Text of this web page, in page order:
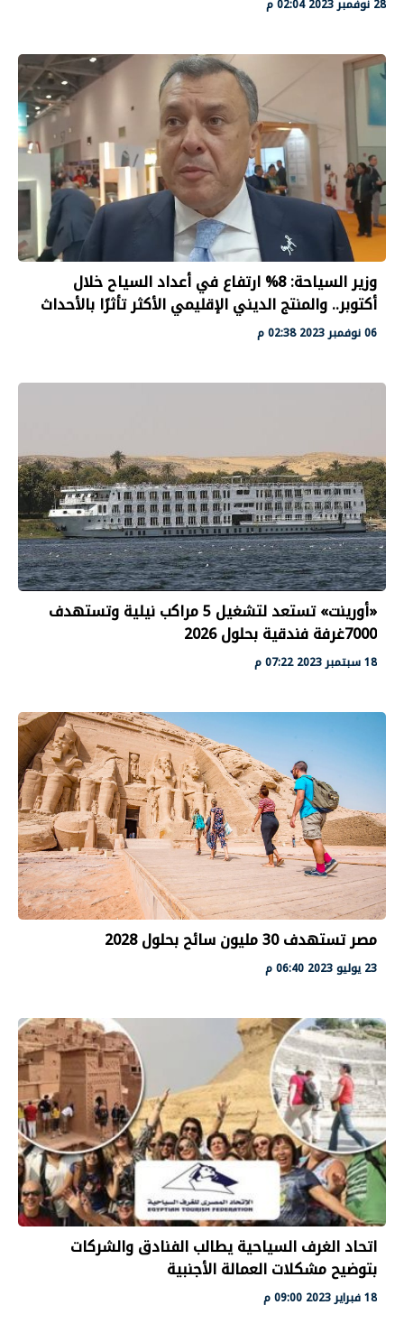
28 نوفمبر 2023 02:04 م
وزير السياحة: 8% ارتفاع في أعداد السياح خلال
أكتوبر.. والمنتج الديني الإقليمي الأكثر تأثرًا بالأحداث
06 نوفمبر 2023 02:38 م
«أورينت» تستعد لتشغيل 5 مراكب نيلية وتستهدف
7000غرفة فندقية بحلول 2026
18 سبتمبر 2023 07:22 م
مصر تستهدف 30 مليون سائح بحلول 2028
23 يوليو 2023 06:40 م
اتحاد الغرف السياحية يطالب الفنادق والشركات
بتوضيح مشكلات العمالة الأجنبية
18 فبراير 2023 09:00 م